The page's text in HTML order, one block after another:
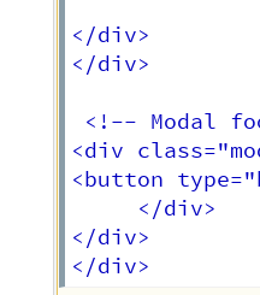
</div>
</div>
<!-- Modal
<div
<button
     </div>
</div>